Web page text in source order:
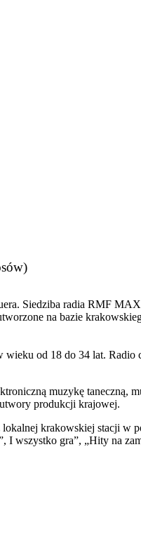
Siedziba radia RMF
na bazie
od 18 do 34 lat. Radio
muzykę taneczną,
produkcji krajowej.
krakowskiej stacji w
wszystko gra”, „Hity na